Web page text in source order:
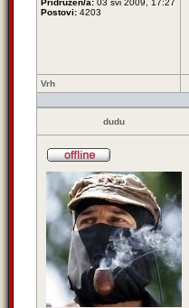
Pridružen/a: 03 svi 2009, 17:27
Postovi: 4203
Vrh
dudu